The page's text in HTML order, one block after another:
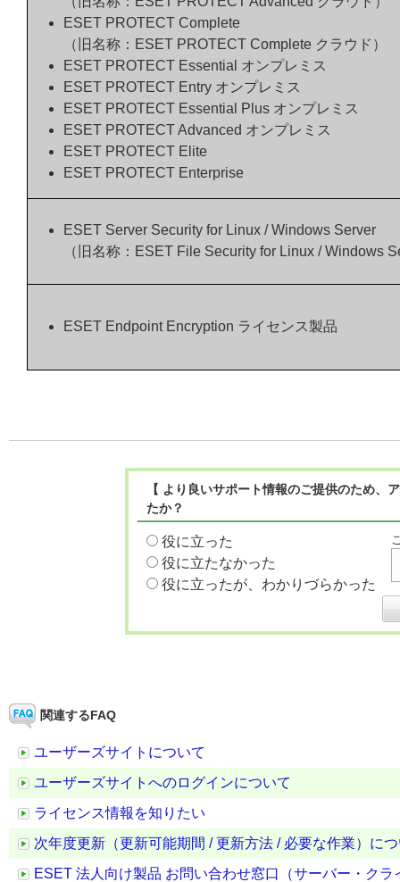
ESET PROTECT Complete
（旧名称：ESET PROTECT Complete クラウド）
ESET PROTECT Essential オンプレミス
ESET PROTECT Entry オンプレミス
ESET PROTECT Essential Plus オンプレミス
ESET PROTECT Advanced オンプレミス
ESET PROTECT Elite
ESET PROTECT Enterprise
ESET Server Security for Linux / Windows Server
（旧名称：ESET File Security for Linux / Windows
ESET Endpoint Encryption ライセンス製品
【 より良いサポート情報のご提供のため
たか？
役に立った
役に立たなかった
役に立ったが、わかりづらかった
関連するFAQ
ユーザーズサイトについて
ユーザーズサイトへのログインについて
ライセンス情報を知りたい
次年度更新（更新可能期間 / 更新方法 / 必要な作業）に
ESET 法人向け製品 お問い合わせ窓口（サーバー・クラ